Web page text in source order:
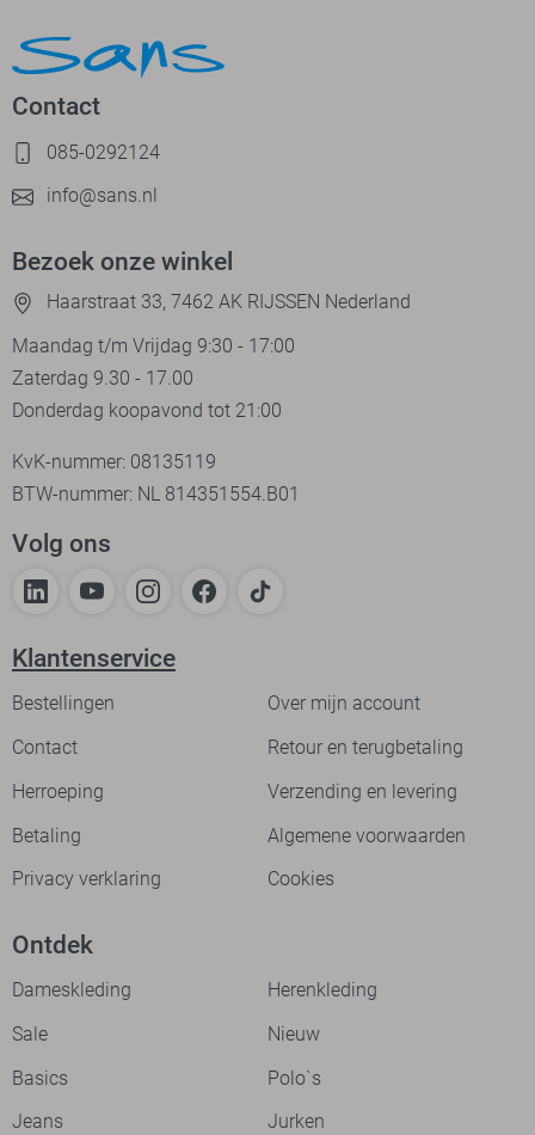
Contact
085-0292124
info@sans.nl
Bezoek onze winkel
Haarstraat 33, 7462 AK RIJSSEN Nederland
Maandag t/m Vrijdag 9:30 - 17:00
Zaterdag 9.30 - 17.00
Donderdag koopavond tot 21:00
KvK-nummer: 08135119
BTW-nummer: NL 814351554.B01
Volg ons
Klantenservice
Bestellingen
Over mijn account
Contact
Retour en terugbetaling
Herroeping
Verzending en levering
Betaling
Algemene voorwaarden
Privacy verklaring
Cookies
Ontdek
Dameskleding
Herenkleding
Sale
Nieuw
Basics
Polo`s
Jeans
Jurken